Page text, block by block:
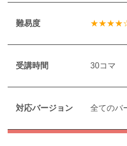
難易度
受講時間 30コマ
対応バージョン 全てのバ